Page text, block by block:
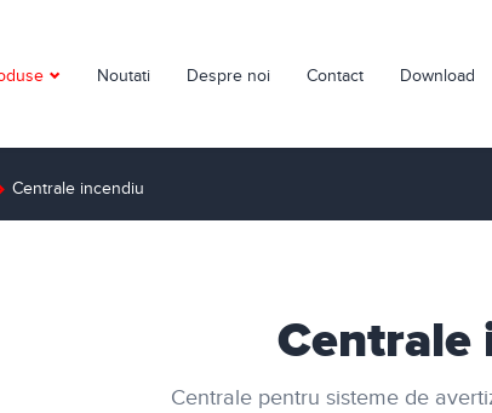
Detectie incendiu
Noutati Despre noi Contact Download
Centrale incendiu
Centrale
Centrale pentru sisteme de